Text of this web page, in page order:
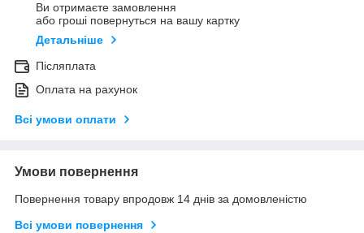
Ви отримаєте замовлення
або гроші повернуться на вашу картку
Детальніше
Післяплата
Оплата на рахунок
Всі умови оплати
Умови повернення
Повернення товару впродовж 14 днів за домовленістю
Всі умови повернення